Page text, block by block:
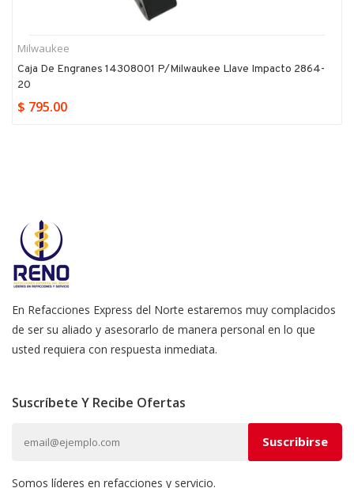
Milwaukee
Caja De Engranes 14308001 P/milwaukee Llave Impacto 2864-
20
$ 795.00
En Refacciones Express del Norte estaremos muy complacidos
de ser su aliado y asesorarlo de manera personal en lo que
usted requiera con respuesta inmediata.
Suscríbete Y Recibe Ofertas
Somos líderes en refacciones y servicio.